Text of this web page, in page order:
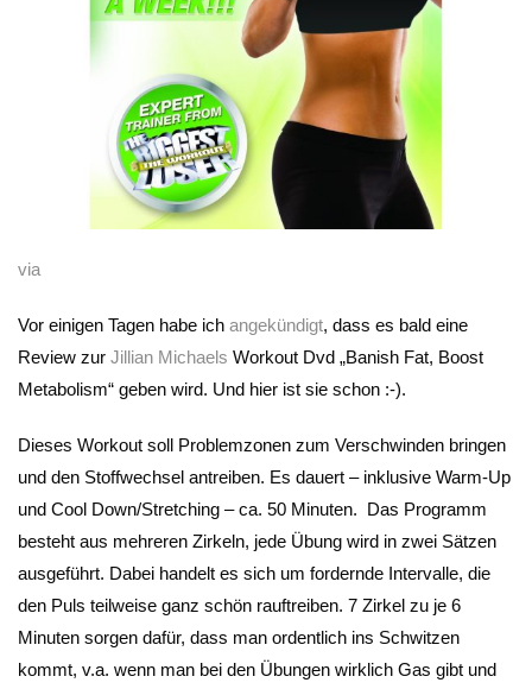
via
Vor einigen Tagen habe ich angekündigt, dass es bald eine
Review zur Jillian Michaels Workout Dvd „Banish Fat, Boost
Metabolism“ geben wird. Und hier ist sie schon :-).
Dieses Workout soll Problemzonen zum Verschwinden bringen
und den Stoffwechsel antreiben. Es dauert – inklusive Warm-Up
und Cool Down/Stretching – ca. 50 Minuten. Das Programm
besteht aus mehreren Zirkeln, jede Übung wird in zwei Sätzen
ausgeführt. Dabei handelt es sich um fordernde Intervalle, die
den Puls teilweise ganz schön rauftreiben. 7 Zirkel zu je 6
Minuten sorgen dafür, dass man ordentlich ins Schwitzen
kommt, v.a. wenn man bei den Übungen wirklich Gas gibt und